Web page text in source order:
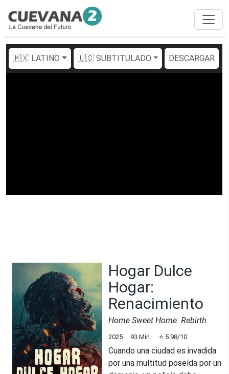
🇲🇽 LATINO 🇺🇸 SUBTITULADO DESCARGAR
Hogar Dulce
Hogar:
Renacimiento
Home Sweet Home: Rebirth
2025 93 Min. ⭐ 5.98/10
Cuando una ciudad es invadida
por una multitud poseída por un